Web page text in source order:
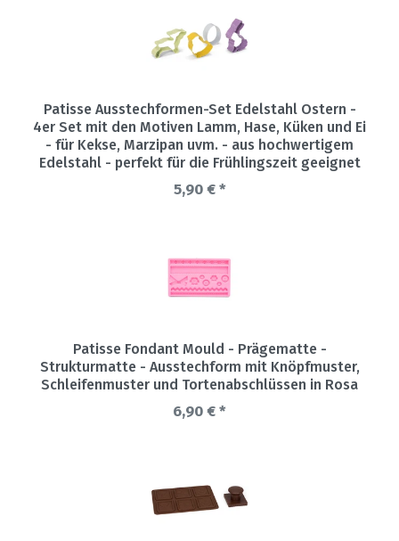
Patisse Ausstechformen-Set Edelstahl Ostern -
4er Set mit den Motiven Lamm, Hase, Küken und Ei
- für Kekse, Marzipan uvm. - aus hochwertigem
Edelstahl - perfekt für die Frühlingszeit geeignet
5,90 € *
Patisse Fondant Mould - Prägematte -
Strukturmatte - Ausstechform mit Knöpfmuster,
Schleifenmuster und Tortenabschlüssen in Rosa
6,90 € *